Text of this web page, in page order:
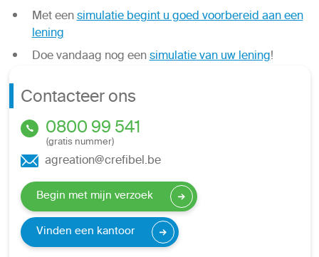
Met eensimulatie begint u goed voorbereid aan een
lening
Doe vandaag nog eensimulatie van uw lening!
Contacteer ons
0800 99 541
(gratis nummer)
agreation@crefibel.be
Begin met mijn verzoek
Vinden een kantoor